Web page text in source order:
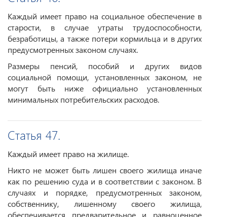
Каждый имеет право на социальное обеспечение в
старости, в случае утраты трудоспособности,
безработицы, а также потери кормильца и в других
предусмотренных законом случаях.
Размеры пенсий, пособий и других видов
социальной помощи, установленных законом, не
могут быть ниже официально установленных
минимальных потребительских расходов.
Статья 47.
Каждый имеет право на жилище.
Никто не может быть лишен своего жилища иначе
как по решению суда и в соответствии с законом. В
случаях и порядке, предусмотренных законом,
собственнику, лишенному своего жилища,
обеспечивается предварительное и равноценное